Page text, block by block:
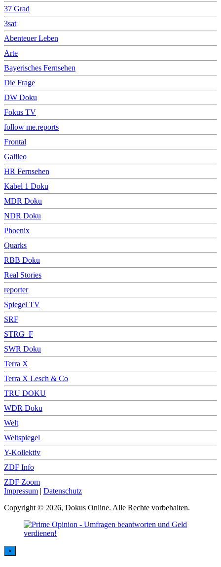
37 Grad
3sat
Abenteuer Leben
Arte
Bayerisches Fernsehen
Die Frage
DW Doku
Fokus TV
follow me.reports
Frontal
Galileo
HR Fernsehen
Kabel 1 Doku
MDR Doku
NDR Doku
Phoenix
Quarks
RBB Doku
Real Stories
reporter
Spiegel TV
SRF
STRG_F
SWR Doku
Terra X
Terra X Lesch & Co
TRU DOKU
WDR Doku
Welt
Weltspiegel
Y-Kollektiv
ZDF Info
ZDF Zoom
Impressum | Datenschutz
Copyright © 2026, Dokus Online. Alle Rechte vorbehalten.
×